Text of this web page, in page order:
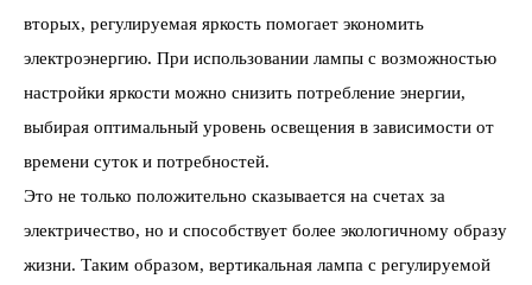
вторых, регулируемая яркость помогает экономить
электроэнергию. При использовании лампы с возможностью
настройки яркости можно снизить потребление энергии,
выбирая оптимальный уровень освещения в зависимости от
времени суток и потребностей.
Это не только положительно сказывается на счетах за
электричество, но и способствует более экологичному образу
жизни. Таким образом, вертикальная лампа с регулируемой